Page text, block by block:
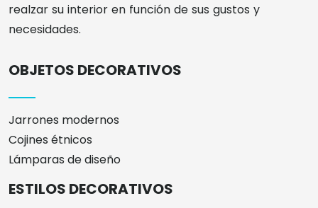
realzar su interior en función de sus gustos y
necesidades.
OBJETOS DECORATIVOS
Jarrones modernos
Cojines étnicos
Lámparas de diseño
ESTILOS DECORATIVOS